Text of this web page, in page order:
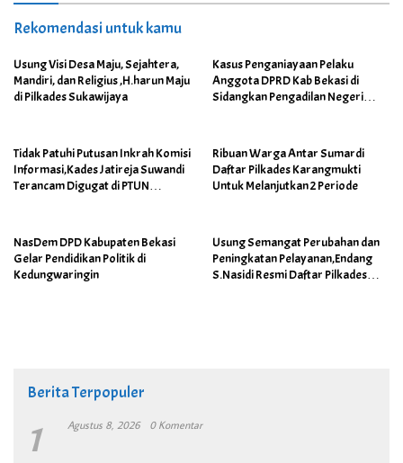
Rekomendasi untuk kamu
Usung Visi Desa Maju, Sejahtera,
Mandiri, dan Religius ,H.harun Maju
di Pilkades Sukawijaya
Kasus Penganiayaan Pelaku
Anggota DPRD Kab Bekasi di
Sidangkan Pengadilan Negeri
Tidak Patuhi Putusan Inkrah Komisi
Informasi,Kades Jatireja Suwandi
Terancam Digugat di PTUN
Ribuan Warga Antar Sumardi
Daftar Pilkades Karangmukti
Untuk Melanjutkan 2 Periode
NasDem DPD Kabupaten Bekasi
Gelar Pendidikan Politik di
Kedungwaringin
Usung Semangat Perubahan dan
Peningkatan Pelayanan,Endang
S.Nasidi Resmi Daftar Pilkades
Berita Terpopuler
1 Agustus 8, 2026 0 Komentar